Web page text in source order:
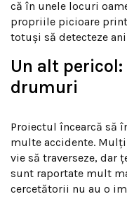
că în unele locuri
propriile picioare
totuși să detecteze
Un alt
drumuri
Proiectul încearcă să
multe accidente.
vie să traverseze, dar
sunt raportate mult
cercetătorii nu au o